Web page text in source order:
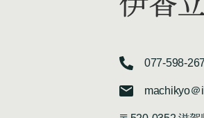
077-598-
machikyo